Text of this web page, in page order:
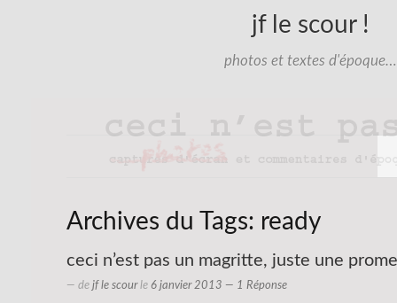
jf le scour !
photos et textes d'époque…
Archives du Tags: ready
ceci n’est pas un magritte, juste une
— de jf le scourle 6 janvier 2013 — 1 Réponse